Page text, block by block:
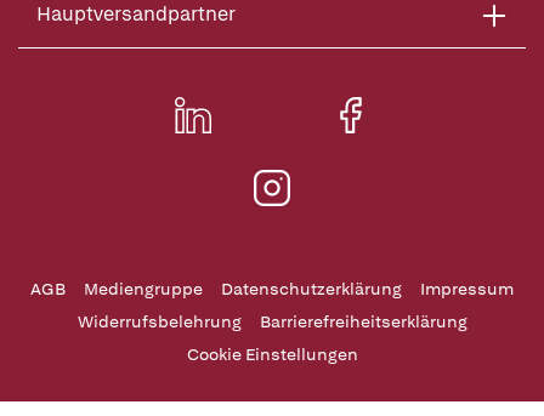
Hauptversandpartner
AGB Mediengruppe Datenschutzerklärung
Impressum
Widerrufsbelehrung
Barrierefreiheitserklärung
Cookie Einstellungen